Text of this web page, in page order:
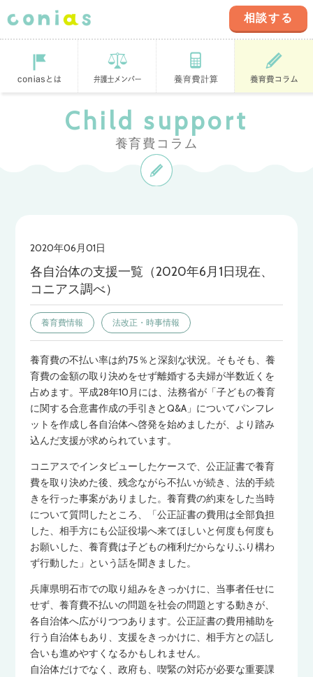
ール
相談する
Child support
養育費コラム
2020年06月01日
各自治体の支援一覧（2020年6月1日現在、
コニアス調べ）
養育費情報 法改正・時事情報
養育費の不払い率は約75％と深刻な状況。そもそも、養
育費の金額の取り決めをせず離婚する夫婦が半数近くを
占めます。平成28年10月には、法務省が「子どもの養育
に関する合意書作成の手引きとQ&A」についてパンフレ
ットを作成し各自治体へ啓発を始めましたが、より踏み
込んだ支援が求められています。
コニアスでインタビューしたケースで、公正証書で養育
費を取り決めた後、残念ながら不払いが続き、法的手続
きを行った事案がありました。養育費の約束をした当時
について質問したところ、「公正証書の費用は全部負担
した、相手方にも公証役場へ来てほしいと何度も何度も
お願いした、養育費は子どもの権利だからなりふり構わ
ず行動した」という話を聞きました。
兵庫県明石市での取り組みをきっかけに、当事者任せに
せず、養育費不払いの問題を社会の問題とする動きが、
各自治体へ広がりつつあります。公正証書の費用補助を
行う自治体もあり、支援をきっかけに、相手方との話し
合いも進めやすくなるかもしれません。
自治体だけでなく、政府も、喫緊の対応が必要な重要課